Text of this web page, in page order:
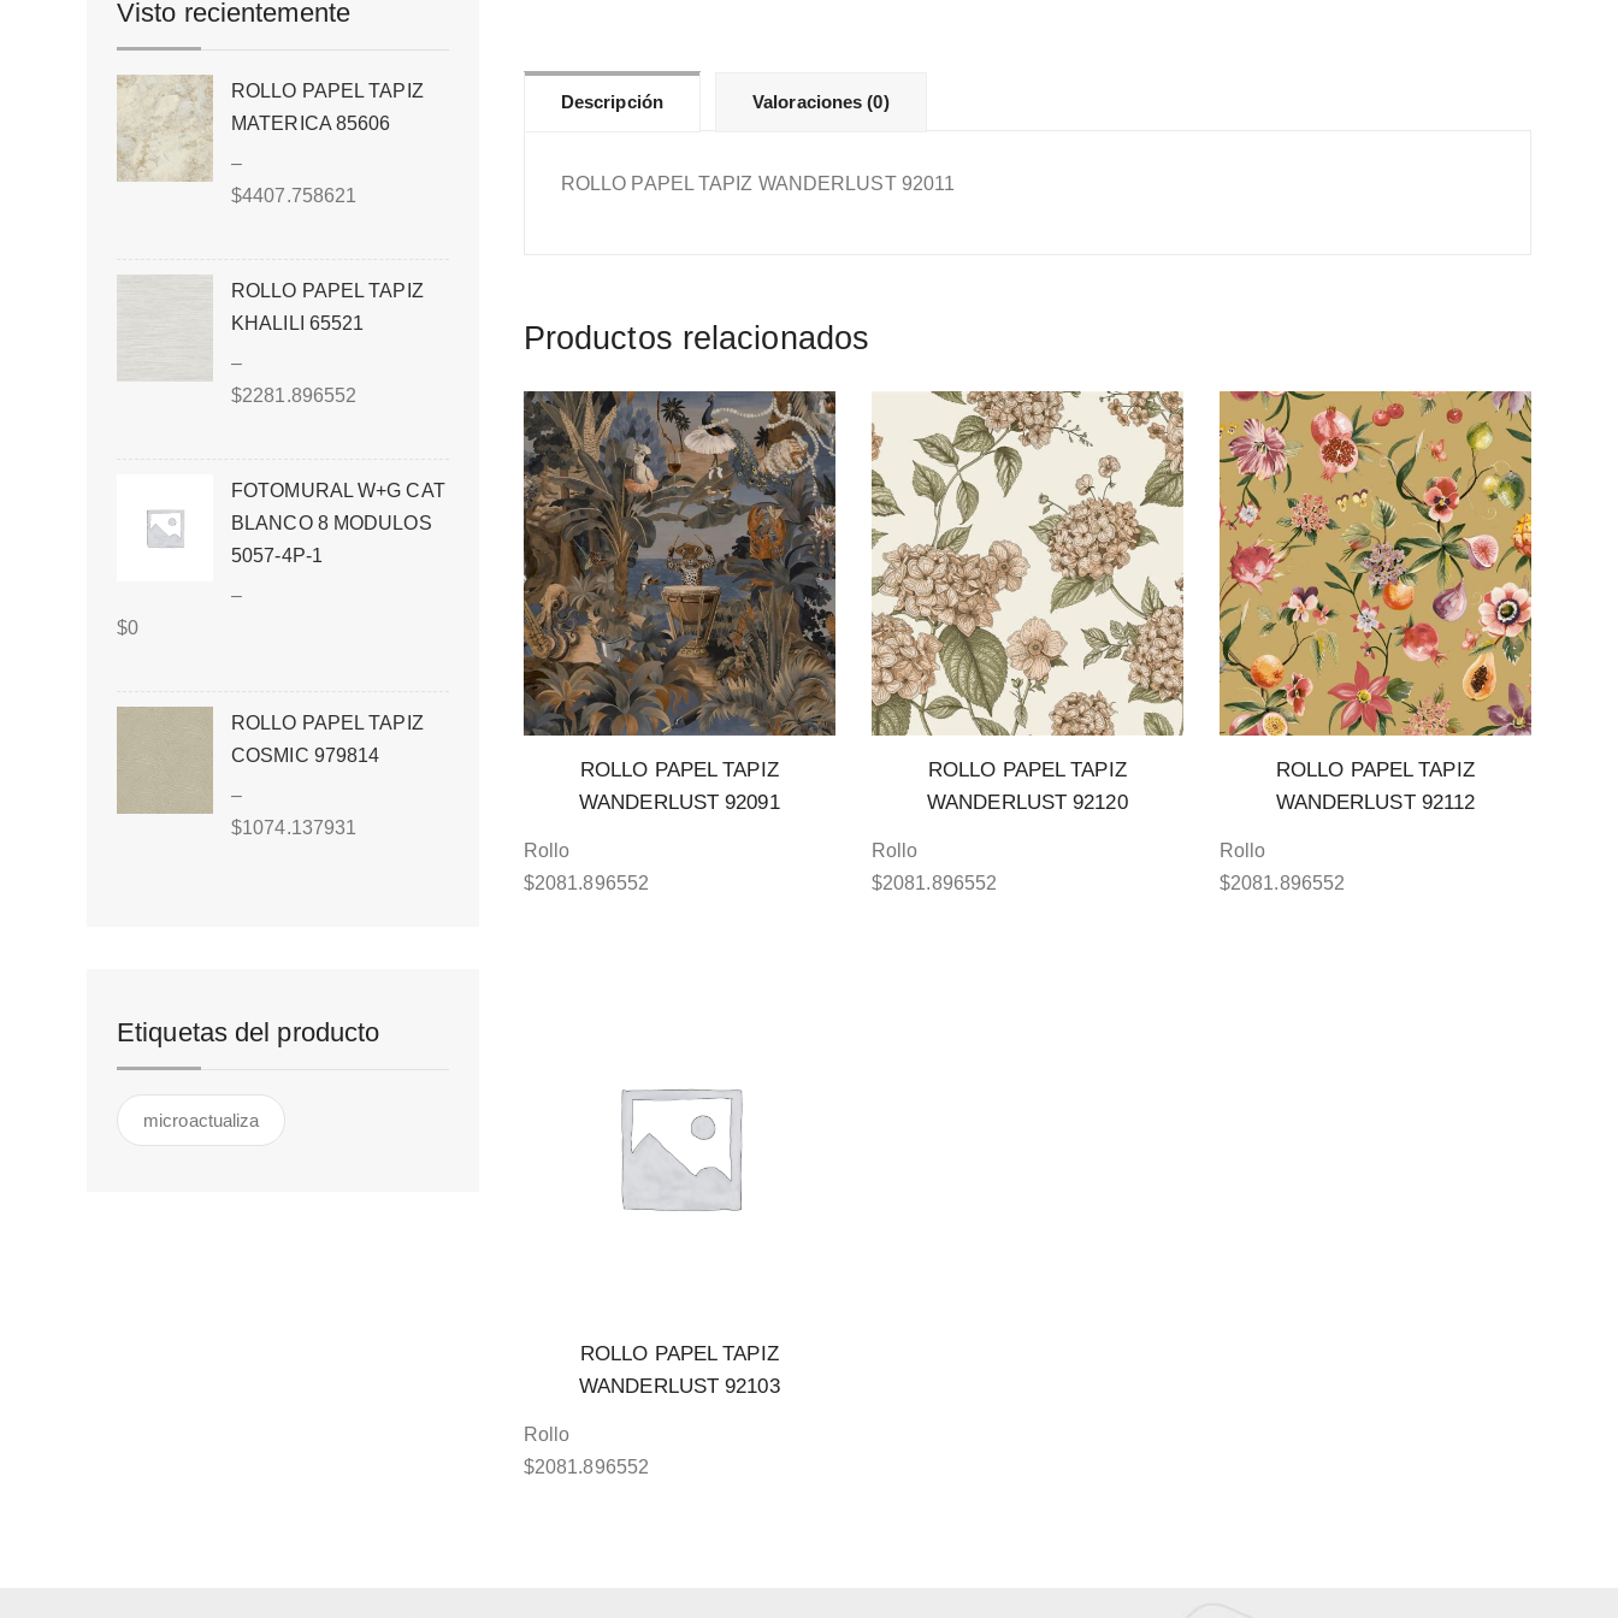
Descripción Valoraciones (0)
ROLLO PAPEL TAPIZ WANDERLUST 92011
Productos relacionados
ROLLO PAPEL TAPIZ
WANDERLUST 92091
Rollo
$2081.896552
ROLLO PAPEL TAPIZ
WANDERLUST 92120
Rollo
$2081.896552
ROLLO PAPEL TAPIZ
WANDERLUST 92112
Rollo
$2081.896552
ROLLO PAPEL TAPIZ
WANDERLUST 92103
Rollo
$2081.896552
Visto recientemente
ROLLO PAPEL TAPIZ
MATERICA 85606
–
$4407.758621
ROLLO PAPEL TAPIZ
KHALILI 65521
–
$2281.896552
FOTOMURAL W+G CAT
BLANCO 8 MODULOS
5057-4P-1
–
$0
ROLLO PAPEL TAPIZ
COSMIC 979814
–
$1074.137931
Etiquetas del producto
microactualiza